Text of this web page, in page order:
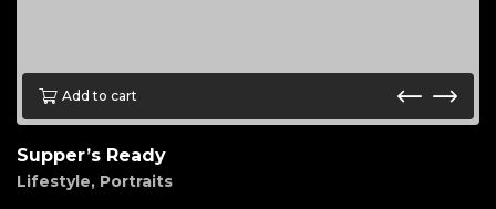
Add to cart
Supper’s Ready
Lifestyle, Portraits